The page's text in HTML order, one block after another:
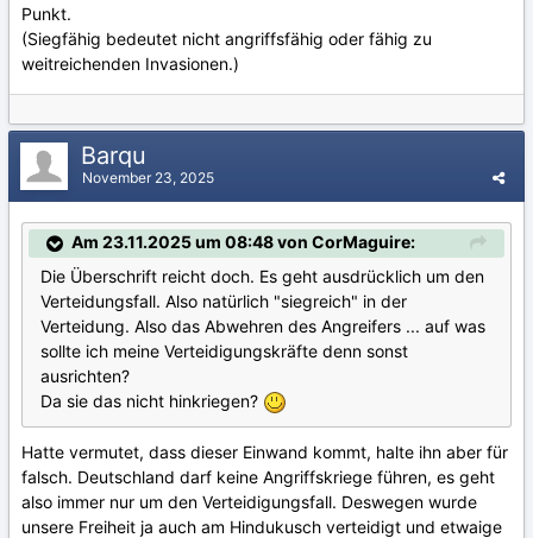
Punkt.
(Siegfähig bedeutet nicht angriffsfähig oder fähig zu
weitreichenden Invasionen.)
Barqu
November 23, 2025
Am 23.11.2025 um 08:48 von CorMaguire:
Die Überschrift reicht doch. Es geht ausdrücklich um den
Verteidungsfall. Also natürlich "siegreich" in der
Verteidung. Also das Abwehren des Angreifers ... auf was
sollte ich meine Verteidigungskräfte denn sonst
ausrichten?
Da sie das nicht hinkriegen?
Hatte vermutet, dass dieser Einwand kommt, halte ihn aber für
falsch. Deutschland darf keine Angriffskriege führen, es geht
also immer nur um den Verteidigungsfall. Deswegen wurde
unsere Freiheit ja auch am Hindukusch verteidigt und etwaige